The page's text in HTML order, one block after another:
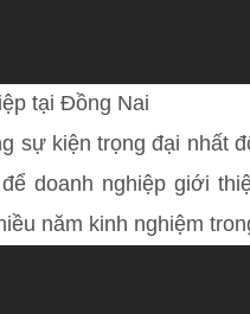
tại Đồng Nai
sự kiện trọng đại nhất
doanh nghiệp giới
năm kinh nghiệm